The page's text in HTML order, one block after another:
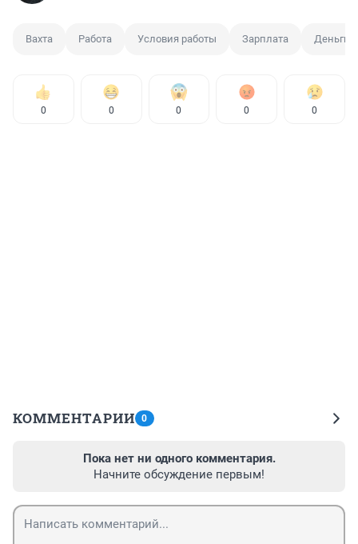
Вахта Работа Условия работы Зарплата Деньги
0 0 0 0 0
КОММЕНТАРИИ 0
Пока нет ни одного комментария.
Начните обсуждение первым!